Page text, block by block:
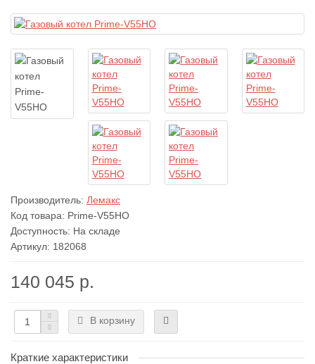
Производитель: Лемакс
Код товара: Prime-V55HO
Доступность: На складе
Артикул: 182068
140 045 р.
В корзину
Краткие характеристики